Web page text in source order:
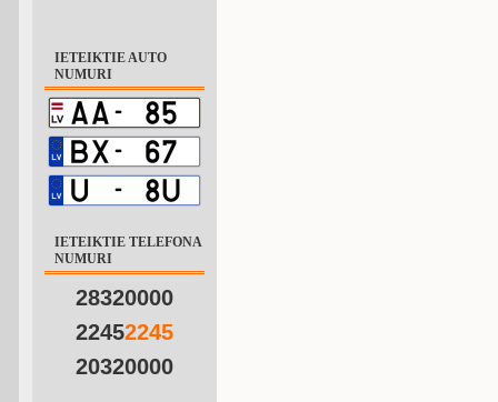
IETEIKTIE AUTO
NUMURI
IETEIKTIE TELEFONA
NUMURI
28320000
22452245
20320000